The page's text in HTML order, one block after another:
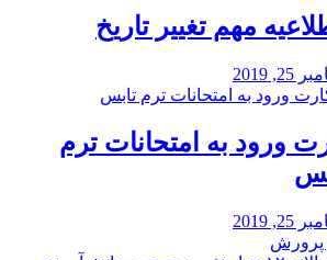
مهم تغییر تاریخ
2019
ورود به امتحانات ترم
2019
پرورش